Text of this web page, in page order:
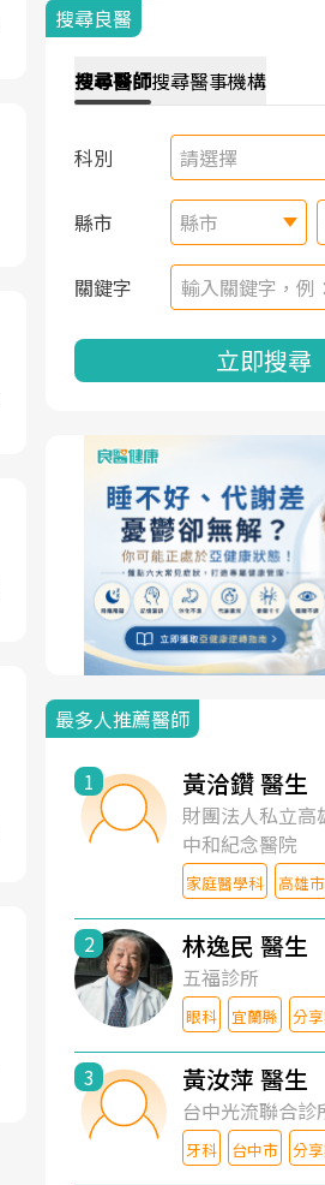
搜尋良醫
搜尋醫師搜尋醫事機構
科別 請選擇
縣市 縣市
關鍵字
立即搜尋
最多人推薦醫師
1 黃洽鑽 醫生
財團法人私立高
中和紀念醫院
家庭醫學科 高雄市
2 林逸民 醫生
五福診所
眼科 宜蘭縣 分
3 黃汝萍 醫生
台中光流聯合診
牙科 台中市 分